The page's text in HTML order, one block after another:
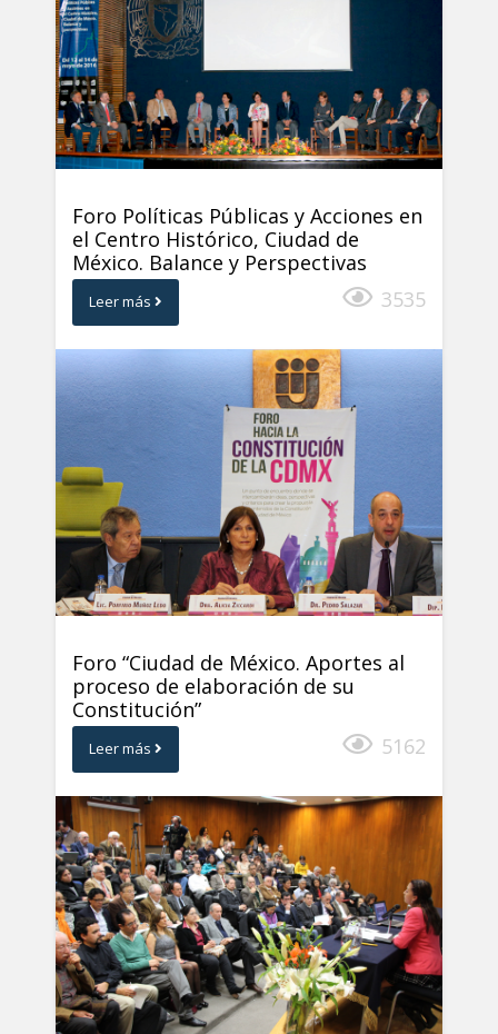
Foro Políticas Públicas y Acciones en
el Centro Histórico, Ciudad de
México. Balance y Perspectivas
Leer más 3535
Foro “Ciudad de México. Aportes al
proceso de elaboración de su
Constitución”
Leer más 5162